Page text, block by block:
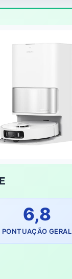
6,8
PONTUAÇÃO GERAL